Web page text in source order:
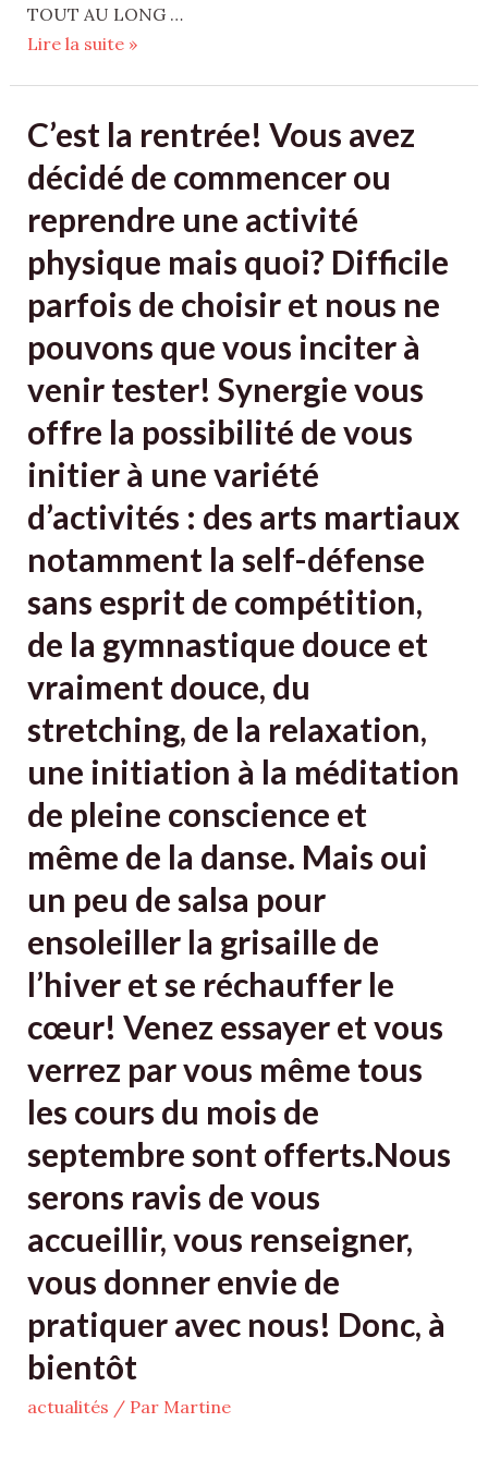
TOUT AU LONG …
ailleurs
Lire la suite »
C’est la rentrée! Vous avez
décidé de commencer ou
reprendre une activité
physique mais quoi? Difficile
parfois de choisir et nous ne
pouvons que vous inciter à
venir tester! Synergie vous
offre la possibilité de vous
initier à une variété
d’activités : des arts martiaux
notamment la self-défense
sans esprit de compétition,
de la gymnastique douce et
vraiment douce, du
stretching, de la relaxation,
une initiation à la méditation
de pleine conscience et
même de la danse. Mais oui
un peu de salsa pour
ensoleiller la grisaille de
l’hiver et se réchauffer le
cœur! Venez essayer et vous
verrez par vous même tous
les cours du mois de
septembre sont offerts.Nous
serons ravis de vous
accueillir, vous renseigner,
vous donner envie de
pratiquer avec nous! Donc, à
bientôt
actualités / Par Martine